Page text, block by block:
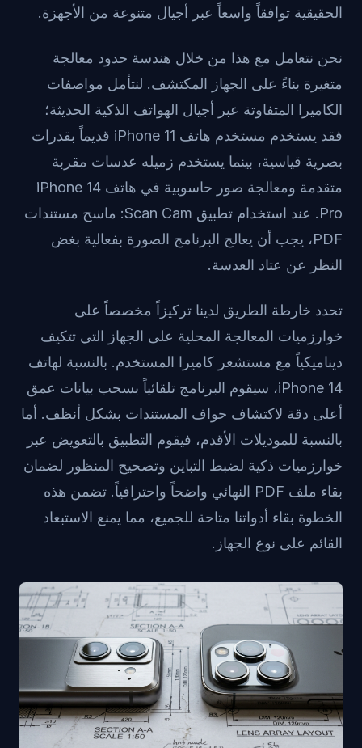
الحقيقية توافقاً واسعاً عبر أجيال متنوعة من الأجهزة.
نحن نتعامل مع هذا من خلال هندسة حدود معالجة
متغيرة بناءً على الجهاز المكتشف. لنتأمل مواصفات
الكاميرا المتفاوتة عبر أجيال الهواتف الذكية الحديثة؛
فقد يستخدم مستخدم هاتف iPhone 11 قديماً بقدرات
بصرية قياسية، بينما يستخدم زميله عدسات مقربة
متقدمة ومعالجة صور حاسوبية في هاتف iPhone 14
Pro. عند استخدام
تطبيق Scan Cam: ماسح مستندات
PDF، يجب أن يعالج البرنامج الصورة بفعالية بغض
النظر عن عتاد العدسة.
تحدد خارطة الطريق لدينا تركيزاً مخصصاً على
خوارزميات المعالجة المحلية على الجهاز التي تتكيف
ديناميكياً مع مستشعر كاميرا المستخدم. بالنسبة لهاتف
iPhone 14، سيقوم البرنامج تلقائياً بسحب بيانات عمق
أعلى دقة لاكتشاف حواف المستندات بشكل أنظف. أما
بالنسبة للموديلات الأقدم، فيقوم التطبيق بالتعويض عبر
خوارزميات ذكية لضبط التباين وتصحيح المنظور لضمان
بقاء ملف PDF النهائي واضحاً واحترافياً. تضمن هذه
الخطوة بقاء أدواتنا متاحة للجميع، مما يمنع الاستبعاد
القائم على نوع الجهاز.